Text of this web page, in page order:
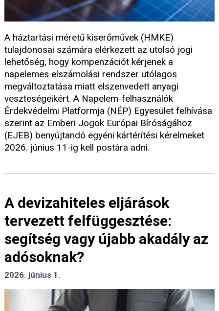
A háztartási méretű kiserőművek (HMKE)
tulajdonosai számára elérkezett az utolsó jogi
lehetőség, hogy kompenzációt kérjenek a
napelemes elszámolási rendszer utólagos
megváltoztatása miatt elszenvedett anyagi
veszteségeikért. A Napelem-felhasználók
Érdekvédelmi Platformja (NÉP) Egyesület felhívása
szerint az Emberi Jogok Európai Bíróságához
(EJEB) benyújtandó egyéni kártérítési kérelmeket
2026. június 11-ig kell postára adni.
A devizahiteles eljárások
tervezett felfüggesztése:
segítség vagy újabb akadály az
adósoknak?
2026. június 1.